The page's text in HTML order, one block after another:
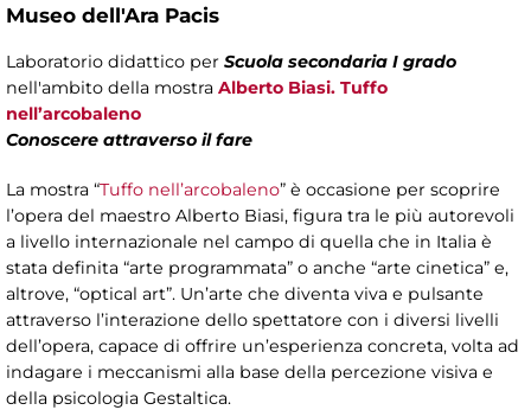
Museo dell'Ara Pacis
Laboratorio didattico per Scuola secondaria I grado
nell'ambito della mostra Alberto Biasi. Tuffo
nell’arcobaleno
Conoscere attraverso il fare
La mostra “Tuffo nell’arcobaleno” è occasione per scoprire
l’opera del maestro Alberto Biasi, figura tra le più autorevoli
a livello internazionale nel campo di quella che in Italia è
stata definita “arte programmata” o anche “arte cinetica” e,
altrove, “optical art”. Un’arte che diventa viva e pulsante
attraverso l’interazione dello spettatore con i diversi livelli
dell’opera, capace di offrire un’esperienza concreta, volta ad
indagare i meccanismi alla base della percezione visiva e
della psicologia Gestaltica.